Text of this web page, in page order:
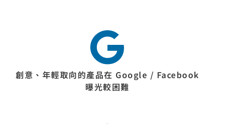
創意、年輕取向的產品在 Google / Facebook
曝光較困難